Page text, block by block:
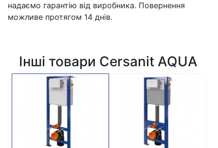
надаємо гарантію від виробника. Повернення
можливе протягом 14 днів.
Інші товари Cersanit AQUA